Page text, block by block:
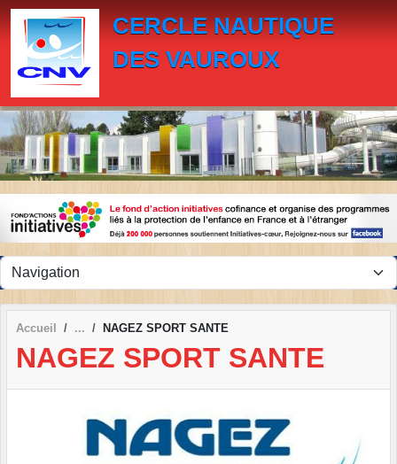
CERCLE NAUTIQUE
DES VAUROUX
Accueil NAGEZ SPORT SANTE
NAGEZ SPORT SANTE
Panneau de gestion des cookies